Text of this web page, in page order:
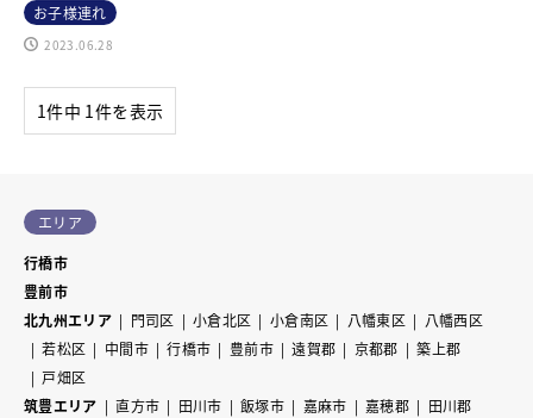
お子様連れ
2023.06.28
1件中 1件を表示
エリア
行橋市
豊前市
北九州エリア
門司区 小倉北区 小倉南区 八幡東区
八幡西区
若松区
中間市 行橋市 豊前市 遠賀郡 京都郡
築上郡
戸畑区
筑豊エリア
直方市 田川市 飯塚市 嘉麻市 嘉穂郡
田川郡